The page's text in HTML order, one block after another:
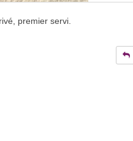
premier servi.